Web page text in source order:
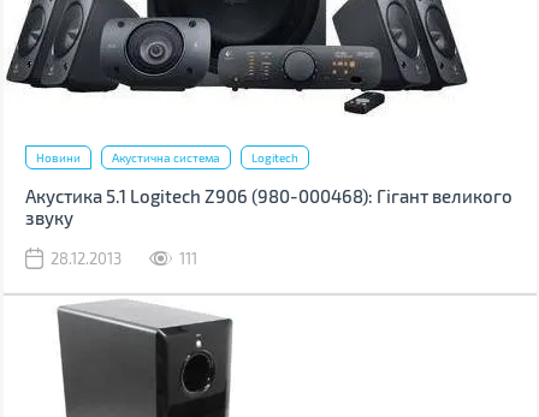
Новини Акустична система Logitech
Акустика 5.1 Logitech Z906 (980-000468): Гігант великого
звуку
28.12.2013 111